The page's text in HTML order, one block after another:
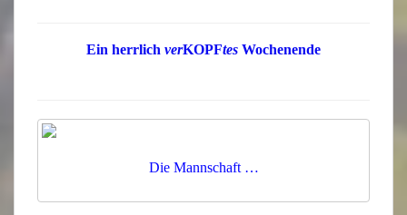
Ein herrlich verKOPFtes Wochenende
Die Mannschaft …